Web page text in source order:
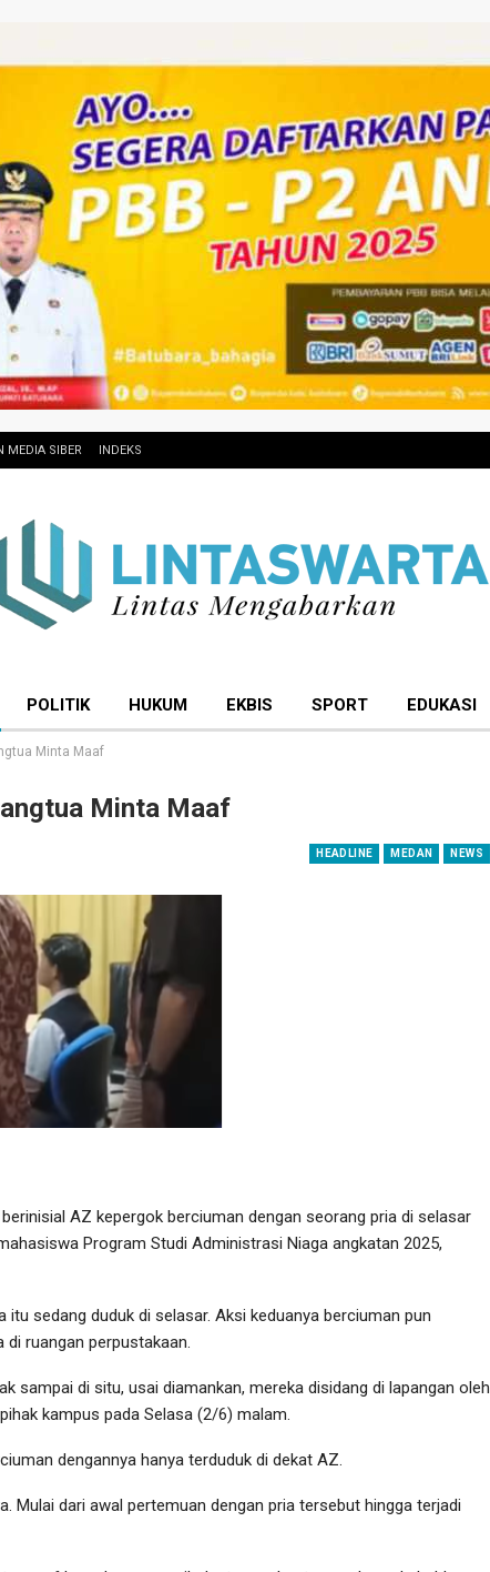
MEDIA SIBER INDEKS
POLITIK HUKUM EKBIS SPORT EDUKASI
Minta Maaf
Minta Maaf
HEADLINE MEDAN NEWS
AZ kepergok berciuman dengan seorang pria di selasar
Program Studi Administrasi Niaga angkatan 2025,
sedang duduk di selasar. Aksi keduanya berciuman pun
ruangan perpustakaan.
sampai di situ, usai diamankan, mereka disidang di lapangan oleh
kampus pada Selasa (2/6) malam.
dengannya hanya terduduk di dekat AZ.
Mulai dari awal pertemuan dengan pria tersebut hingga terjadi